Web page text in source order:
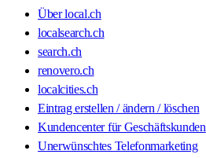
Über local.ch
localsearch.ch
search.ch
renovero.ch
localcities.ch
Eintrag erstellen / ändern / löschen
Kundencenter für Geschäftskunden
Unerwünschtes Telefonmarketing